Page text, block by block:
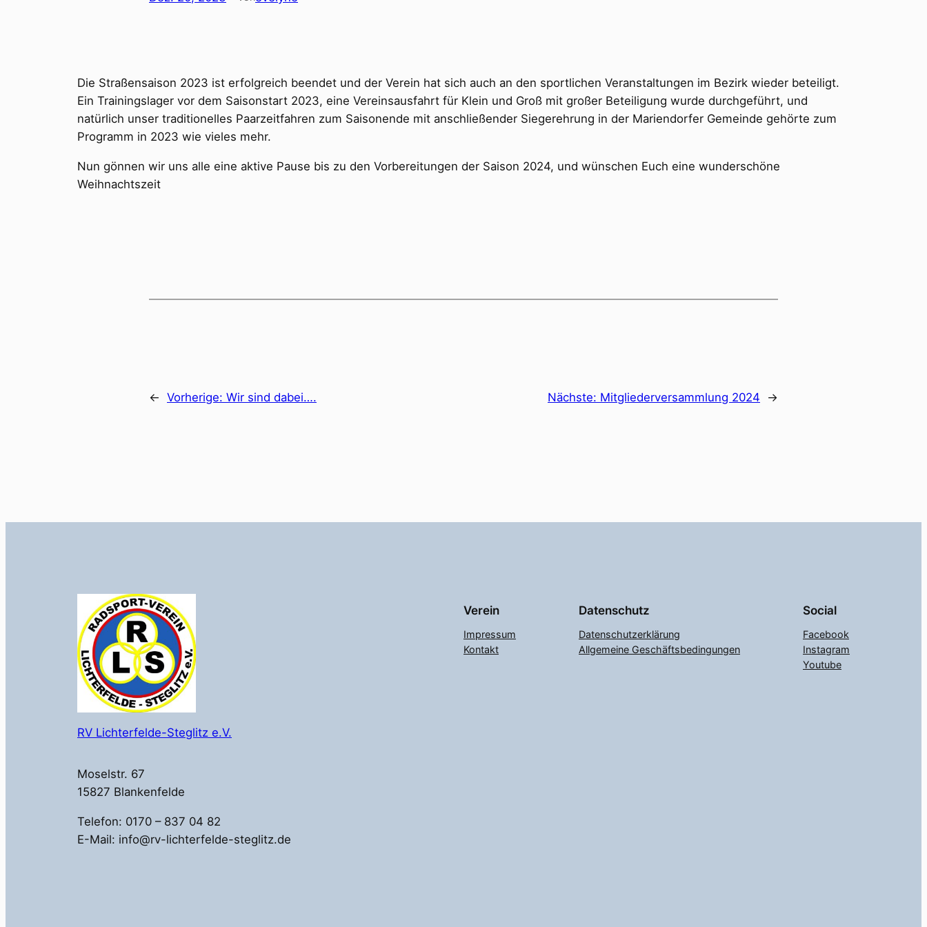
Die Straßensaison 2023 ist erfolgreich beendet und der Verein hat sich auch an den sportlichen Veranstaltungen im Bezirk wieder beteiligt.
Ein Trainingslager vor dem Saisonstart 2023, eine Vereinsausfahrt für Klein und Groß mit großer Beteiligung wurde durchgeführt, und
natürlich unser traditionelles Paarzeitfahren zum Saisonende mit anschließender Siegerehrung in der Mariendorfer Gemeinde gehörte zum
Programm in 2023 wie vieles mehr.
Nun gönnen wir uns alle eine aktive Pause bis zu den Vorbereitungen der Saison 2024, und wünschen Euch eine wunderschöne
Weihnachtszeit
← Vorherige: Wir sind dabei…. Nächste: Mitgliederversammlung 2024 →
RV Lichterfelde-Steglitz e.V.
Moselstr. 67
15827 Blankenfelde
Telefon: 0170 – 837 04 82
E-Mail: info@rv-lichterfelde-steglitz.de
Verein
Impressum
Kontakt
Datenschutz
Datenschutzerklärung
Allgemeine Geschäftsbedingungen
Social
Facebook
Instagram
Youtube